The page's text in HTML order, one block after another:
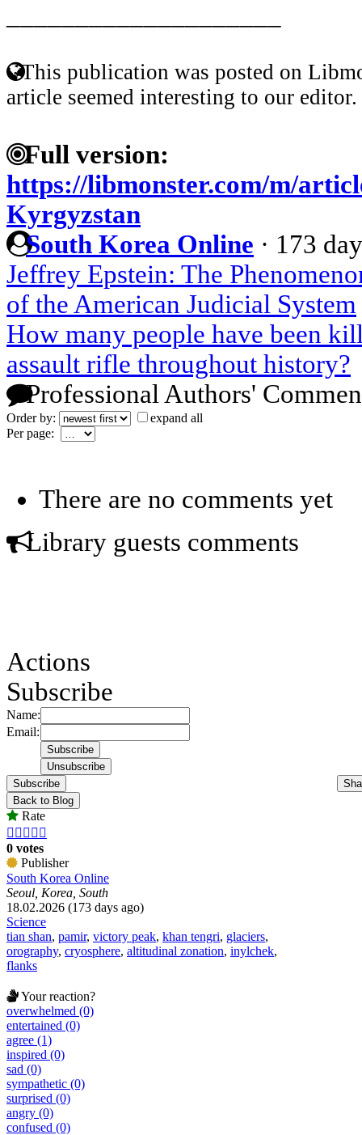
This publication was posted on
article seemed interesting to our editor.
Full version:
https://libmonster.com/m/
Kyrgyzstan
South Korea Online · 173
Jeffrey Epstein: The
of the American Judicial System
How many people have been
assault rifle throughout history?
Professional Authors'
Order by:
expand all
Per page:
There are no comments yet
Library guests comments
Actions
Subscribe
Name:
Email:
Subscribe
Back to Blog
Rate
    
0 votes
Publisher
South Korea Online
Seoul, Korea, South
18.02.2026 (173 days ago)
Science
tian shan, pamir, victory peak, khan tengri, glaciers,
orography, cryosphere, altitudinal zonation, inylchek,
flanks
Your reaction?
overwhelmed (0)
entertained (0)
agree (1)
inspired (0)
sad (0)
sympathetic (0)
surprised (0)
angry (0)
confused (0)